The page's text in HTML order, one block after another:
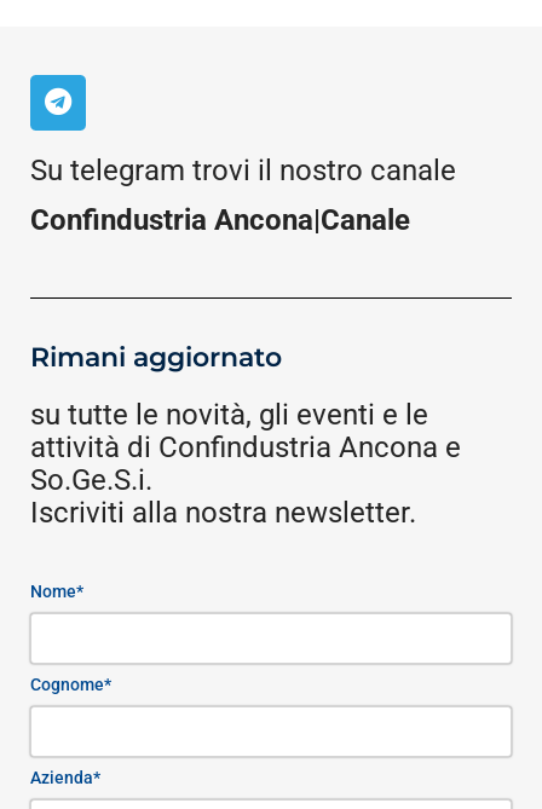
Su telegram trovi il nostro canale
Confindustria Ancona|Canale
Rimani aggiornato
su tutte le novità, gli eventi e le
attività di Confindustria Ancona e
So.Ge.S.i.
Iscriviti alla nostra newsletter.
Nome*
Cognome*
Azienda*